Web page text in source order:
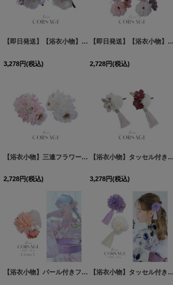
【即日発送】【浴衣小物】パール付き3連フラワーコサージュ【2カラー】[OF04]
3,278円(税込)
【即日発送】【浴衣小物】フラワーコサージュ3点セット【5カラー】[OF04]
2,728円(税込)
【浴衣小物】三連フラワーコサージュ【2カラー】[OF04]
2,728円(税込)
【浴衣小物】タッセル付き三連フラワーコサージュ【2カラー】[OF04]
3,278円(税込)
【浴衣小物】パール付きフラワーコサージュ【2カラー】[OF04] 【浴衣小物】タッセル付きフラワーコサージュ【2カラー】[OF04]